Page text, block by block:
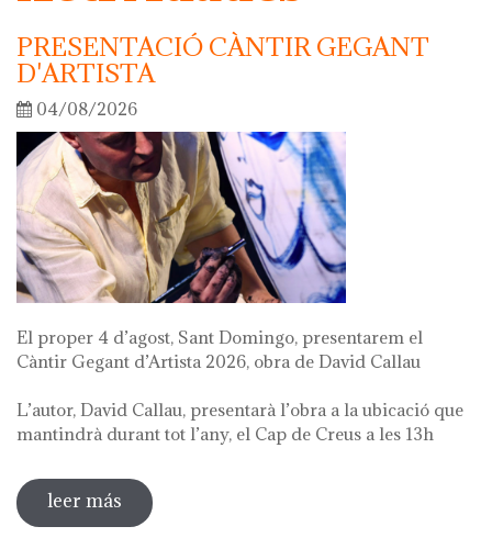
PRESENTACIÓ CÀNTIR GEGANT
D'ARTISTA
04/08/2026
El proper 4 d’agost, Sant Domingo, presentarem el
Càntir Gegant d’Artista 2026, obra de David Callau
L’autor, David Callau, presentarà l’obra a la ubicació que
mantindrà durant tot l’any, el Cap de Creus a les 13h
leer más sobre presentació càntir gegant d'artista